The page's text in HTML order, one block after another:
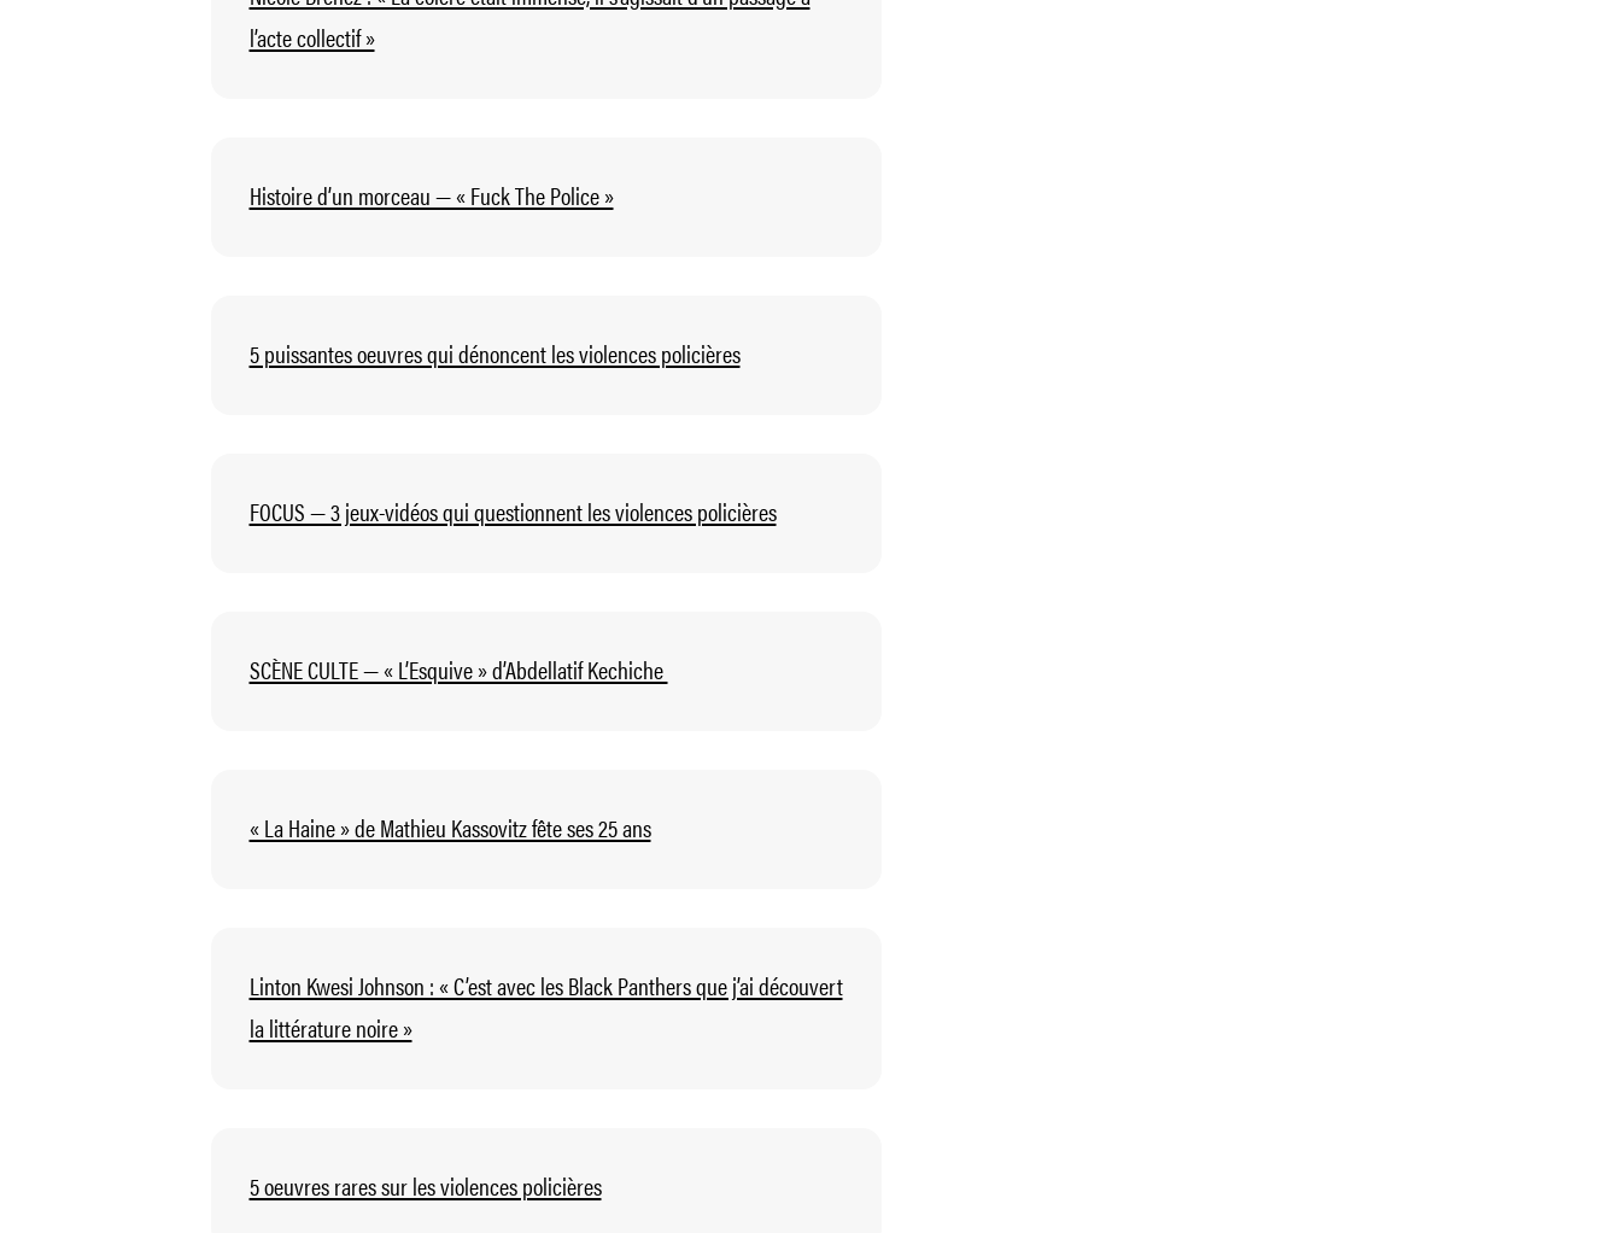
l’acte collectif »
Histoire d’un morceau — « Fuck The Police »
5 puissantes oeuvres qui dénoncent les violences policières
FOCUS — 3 jeux-vidéos qui questionnent les violences policières
SCÈNE CULTE — « L’Esquive » d’Abdellatif Kechiche
« La Haine » de Mathieu Kassovitz fête ses 25 ans
Linton Kwesi Johnson : « C’est avec les Black Panthers que j’ai découvert
la littérature noire »
5 oeuvres rares sur les violences policières